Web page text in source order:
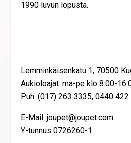
1990 luvun lopusta.
Lemminkäisenkatu 1, 70500
Aukioloajat: ma-pe klo 8:00-
Puh: (017) 263 3335, 0440
E-Mail: joupet@joupet.com
Y-tunnus 0726260-1